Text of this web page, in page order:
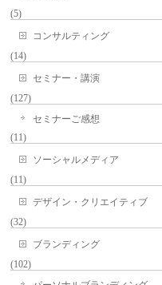
(5)
コンサルティング
(14)
セミナー・講演
(127)
セミナーご感想
(11)
ソーシャルメディア
(11)
デザイン・クリエイティブ
(32)
ブランディング
(102)